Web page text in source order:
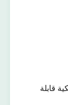
قابلة